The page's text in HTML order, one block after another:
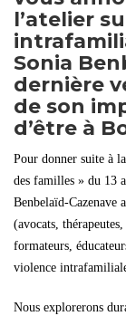
l’atelier
Sonia
dernière
de son
d’être à
Pour donner suite à
des familles » du 13
Benbelaïd-Cazenave
(avocats,
formateurs,
violence
Nous explorerons